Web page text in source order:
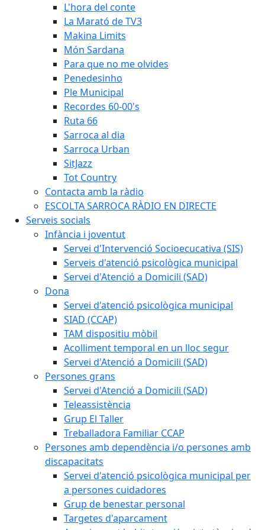
L'hora del conte
La Marató de TV3
Makina Limits
Món Sardana
Para que no me olvides
Penedesinho
Ple Municipal
Recordes 60-00's
Ruta 66
Sarroca al dia
Sarroca Urban
SitJazz
Tot Country
Contacta amb la ràdio
ESCOLTA SARROCA RÀDIO EN DIRECTE
Serveis socials
Infància i joventut
Servei d'Intervenció Socioecucativa (SIS)
Serveis d'atenció psicològica municipal
Servei d'Atenció a Domicili (SAD)
Dona
Servei d'atenció psicològica municipal
SIAD (CCAP)
TAM dispositiu mòbil
Acolliment temporal en un lloc segur
Servei d'Atenció a Domicili (SAD)
Persones grans
Servei d'Atenció a Domicili (SAD)
Teleassistència
Grup El Taller
Treballadora Familiar CCAP
Persones amb dependència i/o persones amb
discapacitats
Servei d'atenció psicològica municipal per
a persones cuidadores
Grup de benestar personal
Targetes d'aparcament